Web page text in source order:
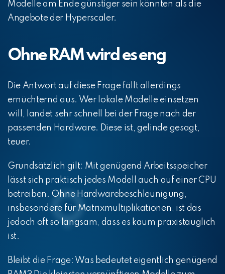
Modelle am Ende günstiger sein könnten als die
Angebote der Hyperscaler.
Ohne RAM wird es eng
Die Antwort auf diese Frage fällt allerdings
ernüchternd aus. Wer lokale Modelle einsetzen
will, landet sehr schnell bei der Frage nach der
passenden Hardware. Diese ist, gelinde gesagt,
teuer.
Grundsätzlich gilt: Mit genügend Arbeitsspeicher
lässt sich praktisch jedes Modell auch auf einer CPU
betreiben. Ohne Hardwarebeschleunigung,
insbesondere für Matrixmultiplikationen, ist das
jedoch oft so langsam, dass es kaum praxistauglich
ist.
Bleibt die Frage: Was bedeutet eigentlich genügend